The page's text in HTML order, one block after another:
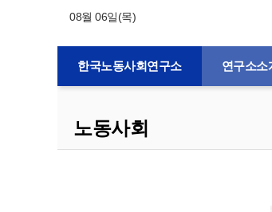
08월 06일(목)
한국노동사회연구소 연구소소
노동사회